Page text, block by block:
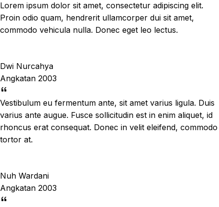
Lorem ipsum dolor sit amet, consectetur adipiscing elit.
Proin odio quam, hendrerit ullamcorper dui sit amet,
commodo vehicula nulla. Donec eget leo lectus.
Dwi Nurcahya
Angkatan 2003
Vestibulum eu fermentum ante, sit amet varius ligula. Duis
varius ante augue. Fusce sollicitudin est in enim aliquet, id
rhoncus erat consequat. Donec in velit eleifend, commodo
tortor at.
Nuh Wardani
Angkatan 2003